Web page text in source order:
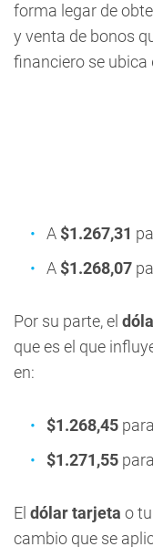
forma legar de
y venta de bonos
financiero se ubica
A $1.267,31
A $1.268,07
Por su parte, el
que es el que
en:
$1.268,45
$1.271,55
El dólar tarjeta o
cambio que se